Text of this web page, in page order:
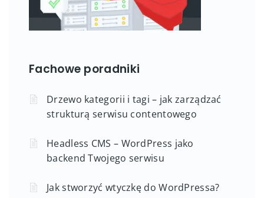
Fachowe poradniki
Drzewo kategorii i tagi – jak zarządzać
strukturą serwisu contentowego
Headless CMS – WordPress jako
backend Twojego serwisu
Jak stworzyć wtyczkę do WordPressa?